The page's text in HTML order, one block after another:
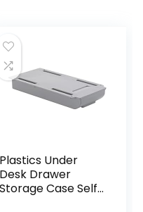
Plastics Under
Desk Drawer
Storage Case Self-